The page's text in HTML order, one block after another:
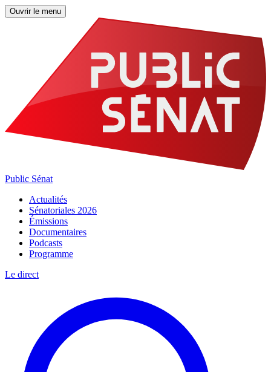
Ouvrir le menu
Public Sénat
Actualités
Sénatoriales 2026
Émissions
Documentaires
Podcasts
Programme
Le direct